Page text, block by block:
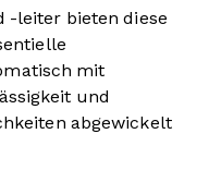
-leiter bieten diese
mit
und
abgewickelt